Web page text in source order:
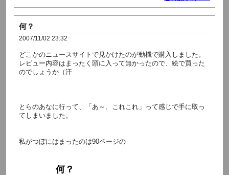
何？
2007/11/02 23:32
どこかのニュースサイトで見かけたのが動機で購入しました。
レビュー内容はまったく頭に入って無かったので、絵で買った
のでしょうか（汗
とらのあなに行って、「あ～、これこれ」って感じで手に取っ
てしまいました。
私がつぼにはまったのは90ページの
何？